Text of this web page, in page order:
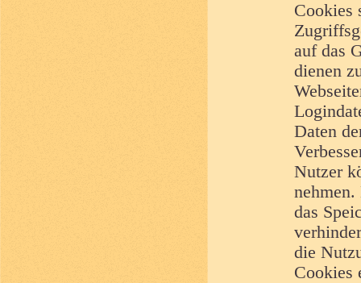
Cookies
auf das
dienen
Daten
Nutzer
das
die
Cookies